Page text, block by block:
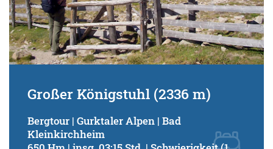
Großer Königstuhl (2336 m)
Bergtour | Gurktaler Alpen | Bad
Kleinkirchheim